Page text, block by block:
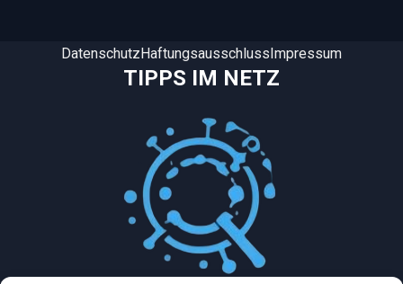
TIPPS IM NETZ
DatenschutzHaftungsausschlussImpressum